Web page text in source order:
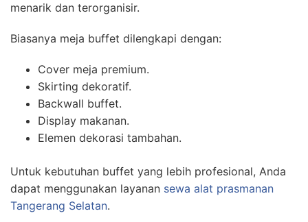
menarik dan terorganisir.
Biasanya meja buffet dilengkapi dengan:
Cover meja premium.
Skirting dekoratif.
Backwall buffet.
Display makanan.
Elemen dekorasi tambahan.
Untuk kebutuhan buffet yang lebih profesional, Anda
dapat menggunakan layanan sewa alat prasmanan
Tangerang Selatan.